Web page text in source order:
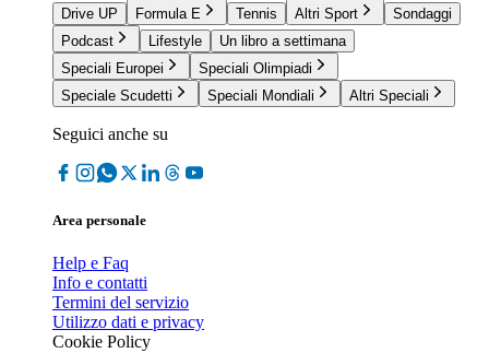
Drive UP
Formula E Tennis Altri Sport
Sondaggi
Podcast
Lifestyle
Un libro a settimana
Speciali Europei
Speciali Olimpiadi
Speciale Scudetti
Speciali Mondiali Altri Speciali
Seguici anche su
Area personale
Help e Faq
Info e contatti
Termini del servizio
Utilizzo dati e privacy
Cookie Policy